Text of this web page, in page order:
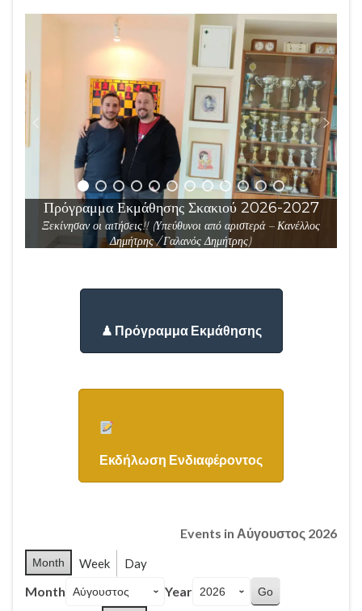
Πρόγραμμα Εκμάθησης Σκακιού 2026-2027
Ξεκίνησαν οι αιτήσεις!! (Υπεύθυνοι από αριστερά – Κανέλλος
Δημήτρης / Γαλανός Δημήτρης)
♟ Πρόγραμμα Εκμάθησης
Εκδήλωση Ενδιαφέροντος
Events in Αύγουστος 2026
Month Week Day
Month Year